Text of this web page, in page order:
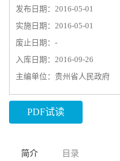
发布日期：2016-05-01
实施日期：2016-05-01
废止日期：-
入库日期：2016-09-26
主编单位：贵州省人民政府
PDF试读
简介 目录